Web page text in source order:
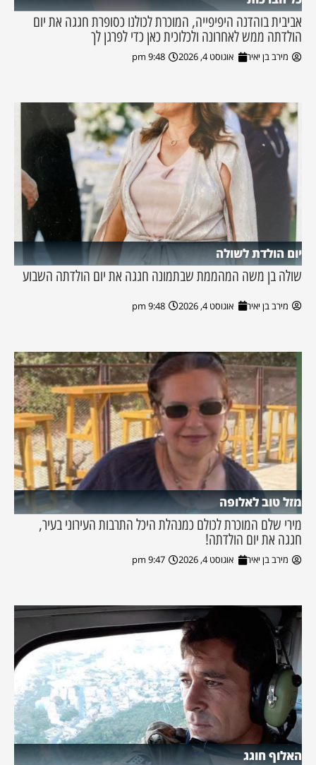
אביבית בוהדנה היפיפייה, המוכרת לכולנו כסופרת חגגה את יום
הולדתה ממש לאחרונה ולכלוכית כאן כדי לפרגן לך
מירב בן יאיר אוגוסט 4, 2026 9:48 pm
יום הולדת לשולה
שולה בן משה המהממת שבתמונה חגגה את יום הולדתה השבוע
מירב בן יאיר אוגוסט 4, 2026 9:48 pm
מזל טוב לאלופה
מירי שלם המוכרת לכולם כמנהלת היכל התרבות העירוני בעיר,
חגגה את יום הולדתה!
מירב בן יאיר אוגוסט 4, 2026 9:47 pm
האלוף חוגג